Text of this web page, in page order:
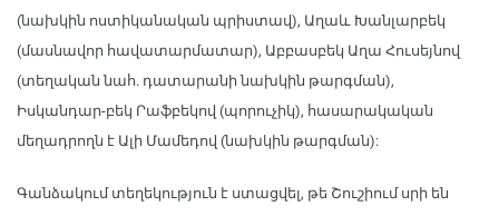
(նախկին ոստիկանական պրիստավ), Աղաև Խանլարբեկ
(մասնավոր հավատարմատար), Աբբասբեկ Աղա Հուսեյնով
(տեղական նահ. դատարանի նախկին թարգման),
Իսկանդար-բեկ Րաֆբեկով (պորուչիկ), հասարակական
մեղադրողն է Ալի Մամեդով (նախկին թարգման):
Գանձակում տեղեկություն է ստացվել, թե Շուշիում սրի են